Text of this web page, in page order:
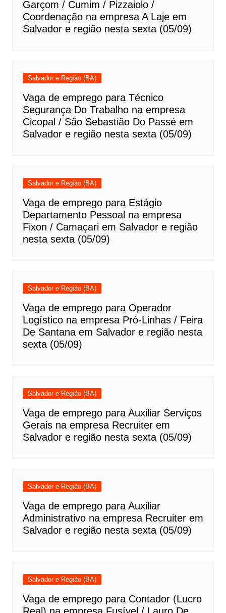
Garçom / Cumim / Pizzaiolo /
Coordenação na empresa A Laje em
Salvador e região nesta sexta (05/09)
Salvador e Região (BA)
Vaga de emprego para Técnico
Segurança Do Trabalho na empresa
Cicopal / São Sebastião Do Passé em
Salvador e região nesta sexta (05/09)
Salvador e Região (BA)
Vaga de emprego para Estágio
Departamento Pessoal na empresa
Fixon / Camaçari em Salvador e região
nesta sexta (05/09)
Salvador e Região (BA)
Vaga de emprego para Operador
Logístico na empresa Pró-Linhas / Feira
De Santana em Salvador e região nesta
sexta (05/09)
Salvador e Região (BA)
Vaga de emprego para Auxiliar Serviços
Gerais na empresa Recruiter em
Salvador e região nesta sexta (05/09)
Salvador e Região (BA)
Vaga de emprego para Auxiliar
Administrativo na empresa Recruiter em
Salvador e região nesta sexta (05/09)
Salvador e Região (BA)
Vaga de emprego para Contador (Lucro
Real) na empresa Fusível / Lauro De